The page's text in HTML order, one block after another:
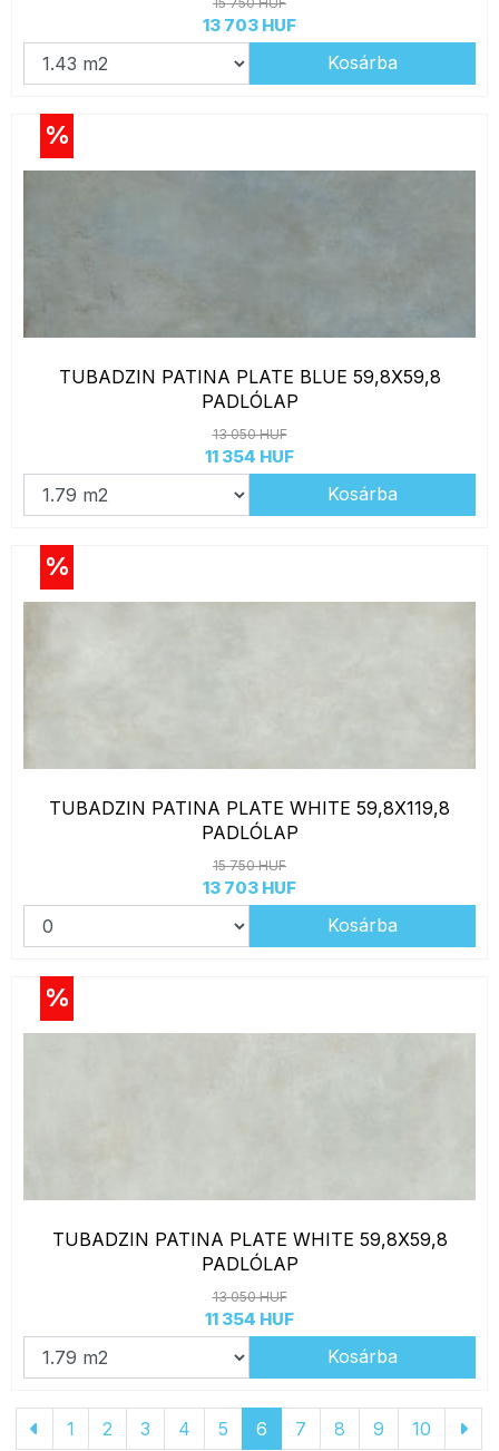
13 703 HUF
Kosárba
%
TUBADZIN PATINA PLATE BLUE 59,8X59,8
PADLÓLAP
13 050 HUF
11 354 HUF
Kosárba
%
TUBADZIN PATINA PLATE WHITE 59,8X119,8
PADLÓLAP
15 750 HUF
13 703 HUF
Kosárba
%
TUBADZIN PATINA PLATE WHITE 59,8X59,8
PADLÓLAP
13 050 HUF
11 354 HUF
Kosárba
1 2 3 4 5 6 7 8 9 10